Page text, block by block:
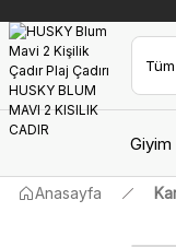
Giyim
Anasayfa